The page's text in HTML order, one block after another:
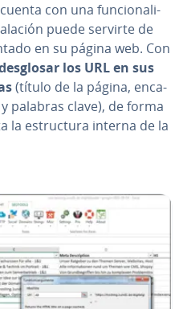
con una fu­n­cio­na­li­
puede servirte de
en su página web. Con
los URL en sus
(título de la página, en­ca­
palabras clave), de forma
la es­tru­c­tu­ra interna de la